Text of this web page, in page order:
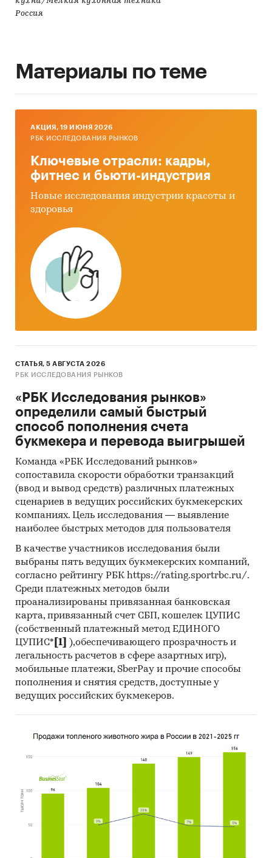
Россия
Материалы по теме
AКЦИЯ, 19 ИЮНЯ 2026
РБК ИССЛЕДОВАНИЯ РЫНКОВ
Ключевые отрасли: кадры,
фитнес и бьюти-индустрия
Новые исследования индустрии красоты и
здоровья
СТАТЬЯ, 5 АВГУСТА 2026
РБК ИССЛЕДОВАНИЯ РЫНКОВ
«РБК Исследования рынков»
определили самый быстрый
способ пополнения счета
букмекера и перевода выигрышей
Команда «РБК Исследований рынков»
сопоставила скорости обработки транзакций
(ввод и вывод средств) различных платежных
сценариев в ведущих российских букмекерских
компаниях. Цель исследования — выявление
наиболее быстрых методов для пользователя
В качестве участников исследования были
выбраны пять ведущих букмекерских компаний,
согласно рейтингу РБК https://rating.sportrbc.ru/.
Среди платежных методов были
проанализированы привязанная банковская
карта, привязанный счет СБП, кошелек ЦУПИС
(собственный платежный метод ЕДИНОГО
ЦУПИС* [1]
),обеспечивающего прозрачность и
легальность расчетов в сфере азартных игр),
мобильные платежи, SberPay и прочие способы
пополнения и снятия средств, доступные у
ведущих российских букмекеров.